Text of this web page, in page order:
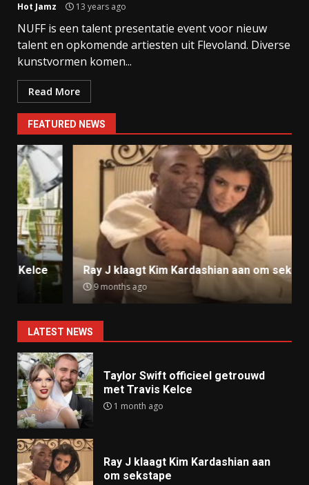
Hot Jamz 13 years ago
NUFF is een talent presentatie event voor nieuw
talent en opkomende artiesten uit Flevoland. Diverse
kunstvormen komen...
Read More
FEATURED NEWS
Ray J klaagt Kim Kardashian aan om sekstape
9 months ago
LATEST NEWS
Taylor Swift officieel getrouwd
met Travis Kelce
1 month ago
Ray J klaagt Kim Kardashian aan
om sekstape